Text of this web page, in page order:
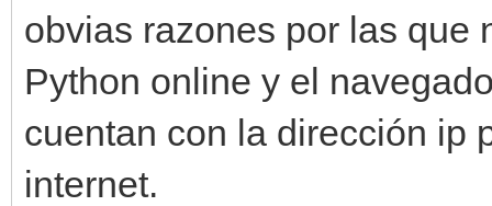
obvias razones por las que
Python online y el
cuentan con la dirección ip
internet.